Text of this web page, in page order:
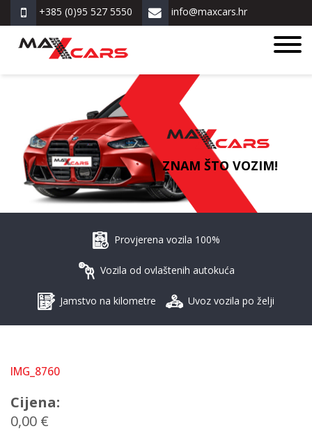
+385 (0)95 527 5550 info@maxcars.hr
ZNAM ŠTO VOZIM!
Provjerena vozila 100%
Vozila od ovlaštenih autokuća
Jamstvo na kilometre Uvoz vozila po želji
IMG_8760
Cijena:
0,00 €